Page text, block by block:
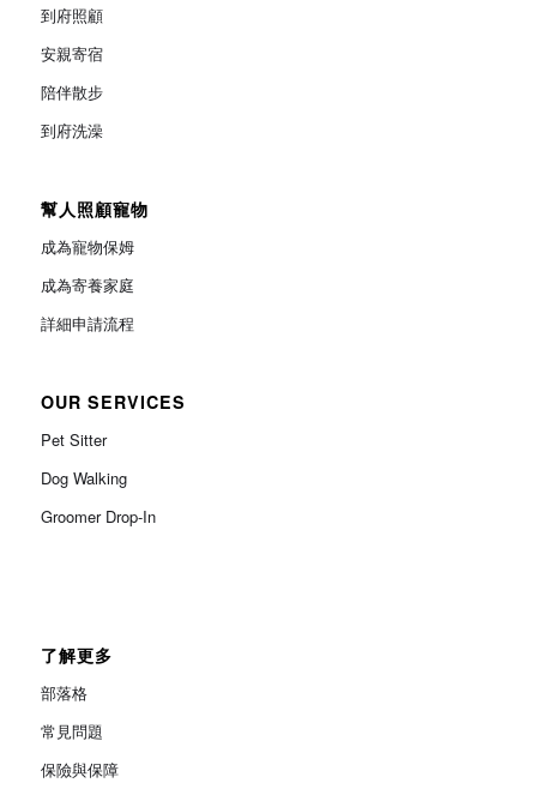
到府照顧
安親寄宿
陪伴散步
到府洗澡
幫人照顧寵物
成為寵物保姆
成為寄養家庭
詳細申請流程
OUR SERVICES
Pet Sitter
Dog Walking
Groomer Drop-In
了解更多
部落格
常見問題
保險與保障